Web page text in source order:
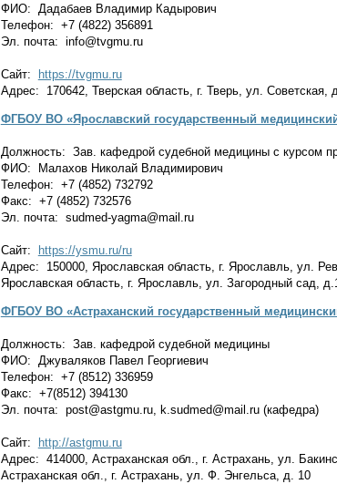
ФИО: Дадабаев Владимир Кадырович
Телефон: +7 (4822) 356891
Эл. почта: info@tvgmu.ru
Сайт: https://tvgmu.ru
Адрес: 170642, Тверская область, г. Тверь, ул. Советская,
ФГБОУ ВО «Ярославский государственный
Должность: Зав. кафедрой судебной медицины с курсом
ФИО: Малахов Николай Владимирович
Телефон: +7 (4852) 732792
Факс: +7 (4852) 732576
Эл. почта: sudmed-yagma@mail.ru
Сайт:
https://ysmu.ru/ru
Адрес: 150000, Ярославская область, г. Ярославль, ул.
Ярославская область, г. Ярославль, ул. Загородный сад,
ФГБОУ ВО «Астраханский государственный
Должность: Зав. кафедрой судебной медицины
ФИО: Джуваляков Павел Георгиевич
Телефон: +7 (8512) 336959
Факс: +7(8512) 394130
Эл. почта: post@astgmu.ru, k.sudmed@mail.ru (кафедра)
Сайт:
http://astgmu.ru
Адрес: 414000, Астраханская обл., г. Астрахань, ул.
Астраханская обл., г. Астрахань, ул. Ф. Энгельса, д. 10